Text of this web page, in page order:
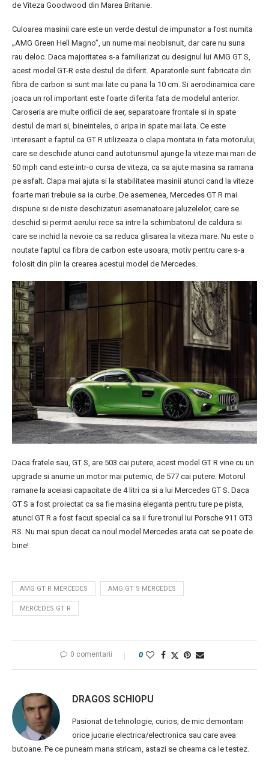
de Viteza Goodwood din Marea Britanie.
Culoarea masinii care este un verde destul de impunator a fost numita
„AMG Green Hell Magno”, un nume mai neobisnuit, dar care nu suna
rau deloc. Daca majoritatea s-a familiarizat cu designul lui AMG GT S,
acest model GT-R este destul de diferit. Aparatorile sunt fabricate din
fibra de carbon si sunt mai late cu pana la 10 cm. Si aerodinamica care
joaca un rol important este foarte diferita fata de modelul anterior.
Caroseria are multe orificii de aer, separatoare frontale si in spate
destul de mari si, bineinteles, o aripa in spate mai lata. Ce este
interesant e faptul ca GT R utilizeaza o clapa montata in fata motorului,
care se deschide atunci cand autoturismul ajunge la viteze mai mari de
50 mph cand este intr-o cursa de viteza, ca sa ajute masina sa ramana
pe asfalt. Clapa mai ajuta si la stabilitatea masinii atunci cand la viteze
foarte mari trebuie sa ia curbe. De asemenea, Mercedes GT R mai
dispune si de niste deschizaturi asemanatoare jaluzelelor, care se
deschid si permit aerului rece sa intre la schimbatorul de caldura si
care se inchid la nevoie ca sa reduca glisarea la viteza mare. Nu este o
noutate faptul ca fibra de carbon este usoara, motiv pentru care s-a
folosit din plin la crearea acestui model de Mercedes.
Daca fratele sau, GT S, are 503 cai putere, acest model GT R vine cu un
upgrade si anume un motor mai puternic, de 577 cai putere. Motorul
ramane la aceiasi capacitate de 4 litri ca si a lui Mercedes GT S. Daca
GT S a fost proiectat ca sa fie masina eleganta pentru ture pe pista,
atunci GT R a fost facut special ca sa ii fure tronul lui Porsche 911 GT3
RS. Nu mai spun decat ca noul model Mercedes arata cat se poate de
bine!
AMG GT R MERCEDES AMG GT S MERCEDES
MERCEDES GT R
0 comentarii 0
DRAGOS SCHIOPU
Pasionat de tehnologie, curios, de mic demontam
orice jucarie electrica/electronica sau care avea
butoane. Pe ce puneam mana stricam, astazi se cheama ca le testez.